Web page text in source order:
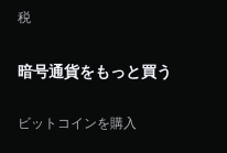
税
暗号通貨をもっと買う
ビットコインを購入